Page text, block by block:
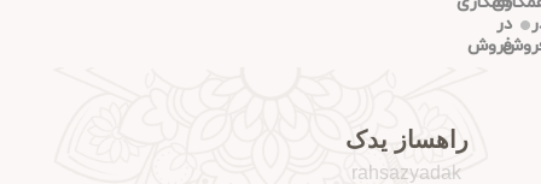
در
فروش
راهساز یدک
rahsazyadak